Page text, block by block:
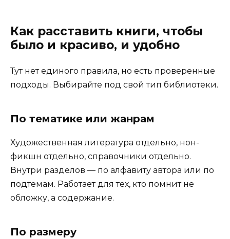
Как расставить книги, чтобы
было и красиво, и удобно
Тут нет единого правила, но есть проверенные
подходы. Выбирайте под свой тип библиотеки.
По тематике или жанрам
Художественная литература отдельно, нон-
фикшн отдельно, справочники отдельно.
Внутри разделов — по алфавиту автора или по
подтемам. Работает для тех, кто помнит не
обложку, а содержание.
По размеру